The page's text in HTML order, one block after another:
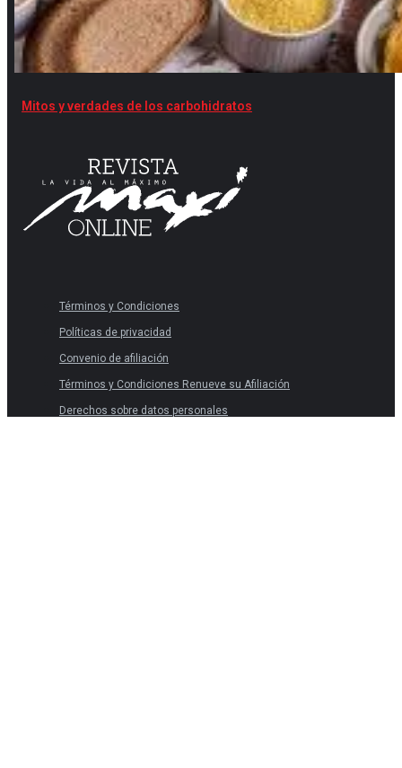
Mitos y verdades de los carbohidratos
Términos y Condiciones
Políticas de privacidad
Convenio de afiliación
Términos y Condiciones Renueve su Afiliación
Derechos sobre datos personales